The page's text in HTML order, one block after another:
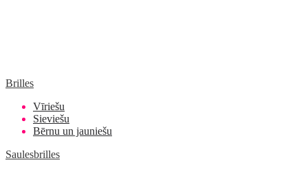
Brilles
Vīriešu
Sieviešu
Bērnu un jauniešu
Saulesbrilles